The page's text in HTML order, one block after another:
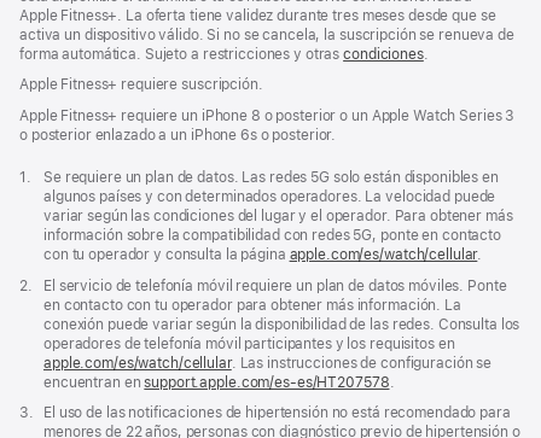
Apple Fitness+. La oferta tiene validez durante tres meses desde que se
activa un dispositivo válido. Si no se cancela, la suscripción se renueva de
forma automática. Sujeto a restricciones y otrascondiciones.
Apple Fitness+ requiere suscripción.
Apple Fitness+ requiere un iPhone 8 o posterior o un Apple Watch Series 3
o posterior enlazado a un iPhone 6s o posterior.
Nota
página
1.
Se requiere un plan de datos. Las redes 5G solo están disponibles en
algunos países y con determinados operadores. La velocidad puede
variar según las condiciones del lugar y el operador. Para obtener más
información sobre la compatibilidad con redes 5G, ponte en contacto
con tu operador y consulta la página apple.com/es/watch/cellular.
Nota
página
2.
El servicio de telefonía móvil requiere un plan de datos móviles. Ponte
en contacto con tu operador para obtener más información. La
conexión puede variar según la disponibilidad de las redes. Consulta los
operadores de telefonía móvil participantes y los requisitos en
apple.com/es/watch/cellular. Las instrucciones de configuración se
encuentran ensupport.apple.com/es-es/HT207578
en
Nota
3.
El uso de las notificaciones de hipertensión no está recomendado para
menores de 22 años, personas con diagnóstico previo de hipertensión o